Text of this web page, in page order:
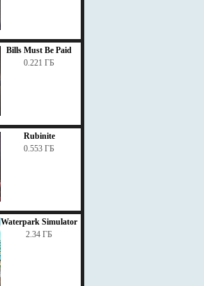
Bills Must Be Paid
0.221 ГБ
Rubinite
0.553 ГБ
Waterpark Simulator
2.34 ГБ